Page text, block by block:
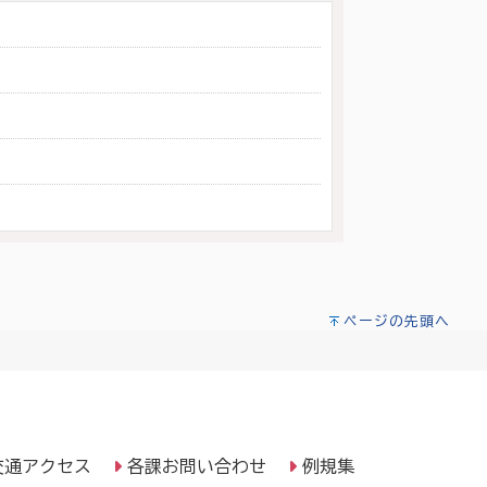
ページの先頭へ
通アクセス 各課お問い合わせ 例規集